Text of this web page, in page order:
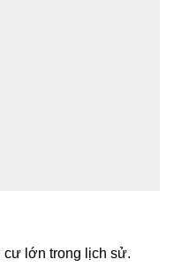
cư lớn trong lịch sử.